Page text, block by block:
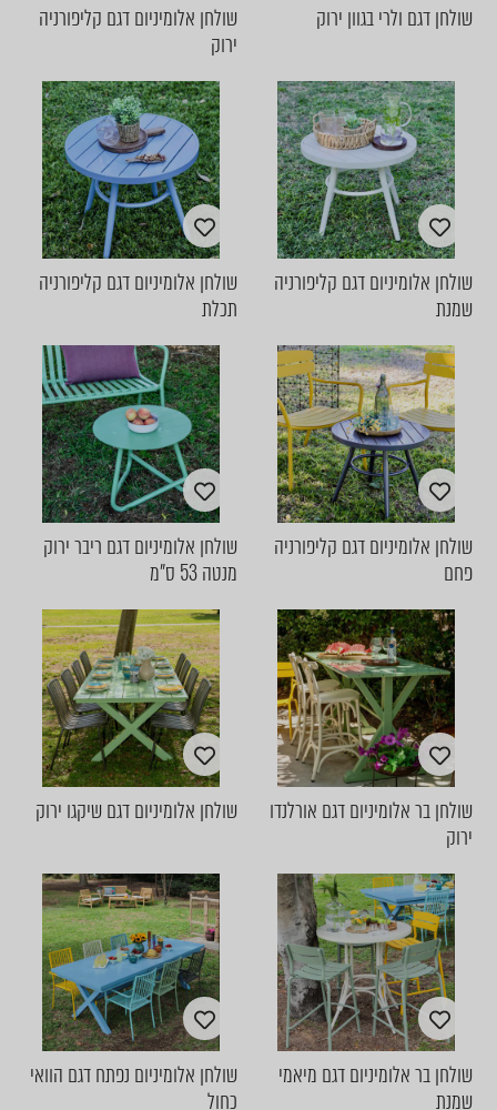
שולחן דגם ולרי בגוון ירוק
שולחן אלומיניום דגם קליפורניה
ירוק
שולחן אלומיניום דגם קליפורניה
שמנת
שולחן אלומיניום דגם קליפורניה
תכלת
שולחן אלומיניום דגם קליפורניה
פחם
שולחן אלומיניום דגם ריבר ירוק
מנטה 53 ס"מ
שולחן בר אלומיניום דגם אורלנדו
ירוק
שולחן אלומיניום דגם שיקגו ירוק
שולחן בר אלומיניום דגם מיאמי
שמנת
שולחן אלומיניום נפתח דגם הוואי
כחול